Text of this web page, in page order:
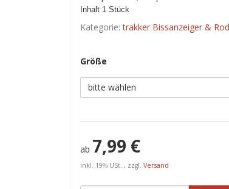
Inhalt 1 Stück
Kategorie:trakker Bissanzeiger &
Größe
bitte wählen
ab 7,99 €
inkl. 19% USt. , zzgl. Versand